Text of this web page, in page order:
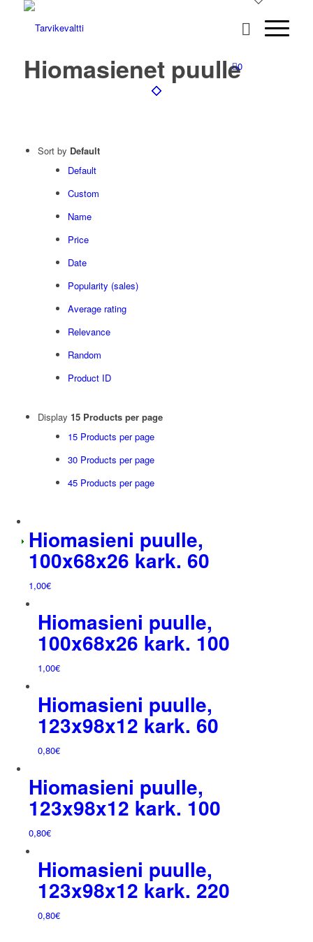
0
Hiomasienet puulle
Sort by Default
Default
Custom
Name
Price
Date
Popularity (sales)
Average rating
Relevance
Random
Product ID
Display 15 Products per page
15 Products per page
30 Products per page
45 Products per page
Hiomasieni puulle,
100x68x26 kark. 60
1,00€
Hiomasieni puulle,
100x68x26 kark. 100
1,00€
Hiomasieni puulle,
123x98x12 kark. 60
0,80€
Hiomasieni puulle,
123x98x12 kark. 100
0,80€
Hiomasieni puulle,
123x98x12 kark. 220
0,80€